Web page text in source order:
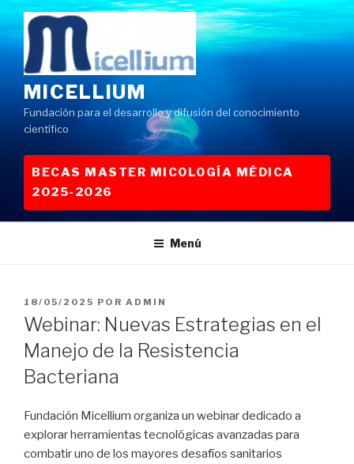
Saltar
al
contenido
MICELLIUM
Fundación para el desarrollo y difusión del conocimiento
científico
BECAS MASTER MICOLOGÍA MÉDICA
2025-2026
Menú
PUBLICADO
EL
18/05/2025 POR ADMIN
Webinar: Nuevas Estrategias en el
Manejo de la Resistencia
Bacteriana
Fundación Micellium organiza un webinar dedicado a
explorar herramientas tecnológicas avanzadas para
combatir uno de los mayores desafíos sanitarios